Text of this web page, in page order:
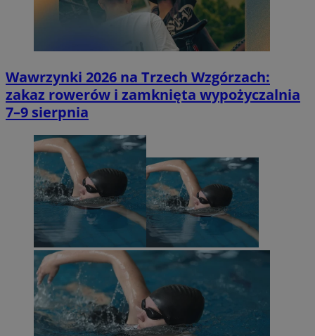
Wawrzynki 2026 na Trzech Wzgórzach:
zakaz rowerów i zamknięta wypożyczalnia
7–9 sierpnia